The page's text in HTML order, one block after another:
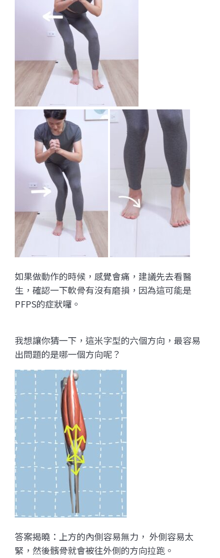
如果做動作的時候，感覺會痛，建議先去看醫
生，確認一下軟骨有沒有磨損，因為這可能是
PFPS的症狀囉。
我想讓你猜一下，這米字型的六個方向，最容易
出問題的是哪一個方向呢？
答案揭曉：上方的內側容易無力， 外側容易太
緊，然後髕骨就會被往外側的方向拉跑。